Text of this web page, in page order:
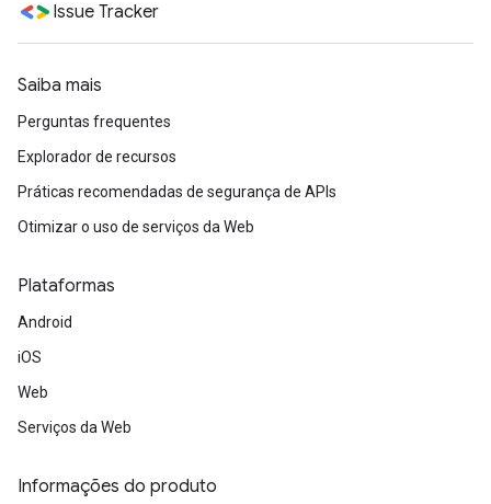
Issue Tracker
Saiba mais
Perguntas frequentes
Explorador de recursos
Práticas recomendadas de segurança de APIs
Otimizar o uso de serviços da Web
Plataformas
Android
iOS
Web
Serviços da Web
Informações do produto